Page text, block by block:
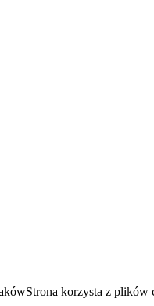
Strona korzysta z plików